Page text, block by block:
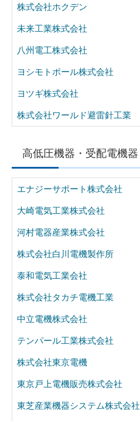
株式会社ホクデン
未来工業株式会社
八州電工株式会社
ヨシモトポール株式会社
ヨツギ株式会社
株式会社ワールド避雷針工業
高低圧機器・受配電機器
エナジーサポート株式会社
大崎電気工業株式会社
河村電器産業株式会社
株式会社白川電機製作所
泰和電気工業会社
株式会社タカチ電機工業
中立電機株式会社
テンパール工業株式会社
株式会社東京電機
東京戸上電機販売株式会社
東芝産業機器システム株式会社